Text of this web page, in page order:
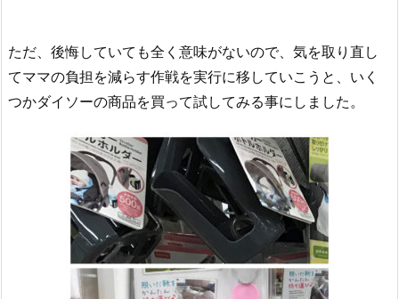
ただ、後悔していても全く意味がないので、気を取り直し
てママの負担を減らす作戦を実行に移していこうと、いく
つかダイソーの商品を買って試してみる事にしました。